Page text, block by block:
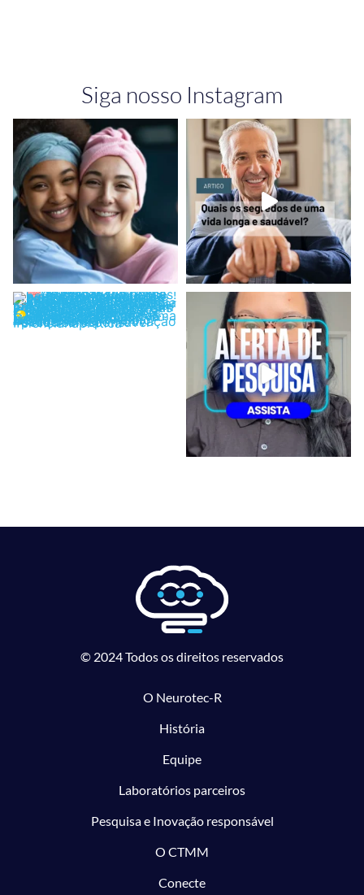
Siga nosso Instagram
© 2024 Todos os direitos reservados
O Neurotec-R
História
Equipe
Laboratórios parceiros
Pesquisa e Inovação responsável
O CTMM
Conecte